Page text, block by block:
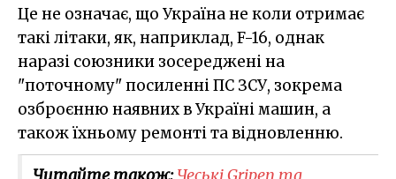
Це не означає, що Україна не коли отримає
такі літаки, як, наприклад, F-16, однак
наразі союзники зосереджені на
"поточному" посиленні ПС ЗСУ, зокрема
озброєнню наявних в Україні машин, а
також їхньому ремонті та відновленню.